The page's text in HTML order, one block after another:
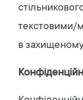
текстовими/
в